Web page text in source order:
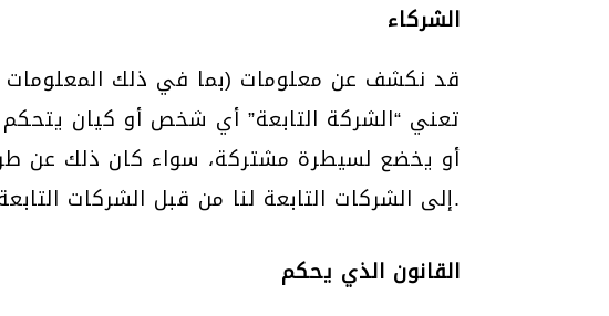
الشركاء
قد نكشف عن معلومات (بما في ذلك المعلومات
تعني “الشركة التابعة” أي شخص أو كيان
أو يخضع لسيطرة مشتركة، سواء كان ذلك عن
إلى الشركات التابعة لنا من قبل الشركات التابعة للشركة وفقًا لشروط سياسة الخصوصية هذه.
القانون الذي يحكم